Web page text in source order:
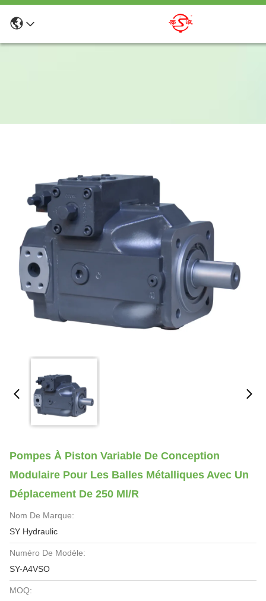
Pompes À Piston Variable De Conception
Modulaire Pour Les Balles Métalliques Avec Un
Déplacement De 250 Ml/R
Nom De Marque:
SY Hydraulic
Numéro De Modèle:
SY-A4VSO
MOQ: